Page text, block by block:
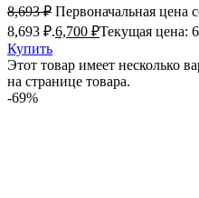
8,693₽ Первоначальная цена
8,693 ₽.6,700 ₽Текущая цена:
Купить
Этот товар имеет несколько
на странице товара.
-69%